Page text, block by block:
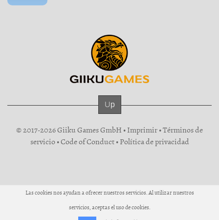
Up
© 2017-2026 Giiku Games GmbH •Imprimir•Términos de
servicio•Code of Conduct•Política de privacidad
Las cookies nos ayudan a ofrecer nuestros servicios. Al utilizar nuestros
servicios, aceptas el uso de cookies.